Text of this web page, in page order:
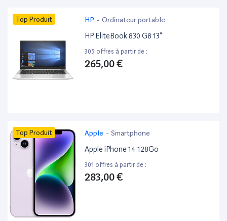
Top Produit HP - Ordinateur portable
HP EliteBook 830 G8 13”
305 offres à partir de :
265,00 €
Top Produit Apple - Smartphone
Apple iPhone 14 128Go
301 offres à partir de :
283,00 €